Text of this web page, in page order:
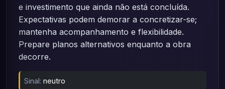
e investimento que ainda não está concluída.
Expectativas podem demorar a concretizar-se;
mantenha acompanhamento e flexibilidade.
Prepare planos alternativos enquanto a obra
decorre.
Sinal: neutro